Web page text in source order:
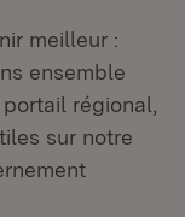
meilleur :
ensemble
régional,
sur notre